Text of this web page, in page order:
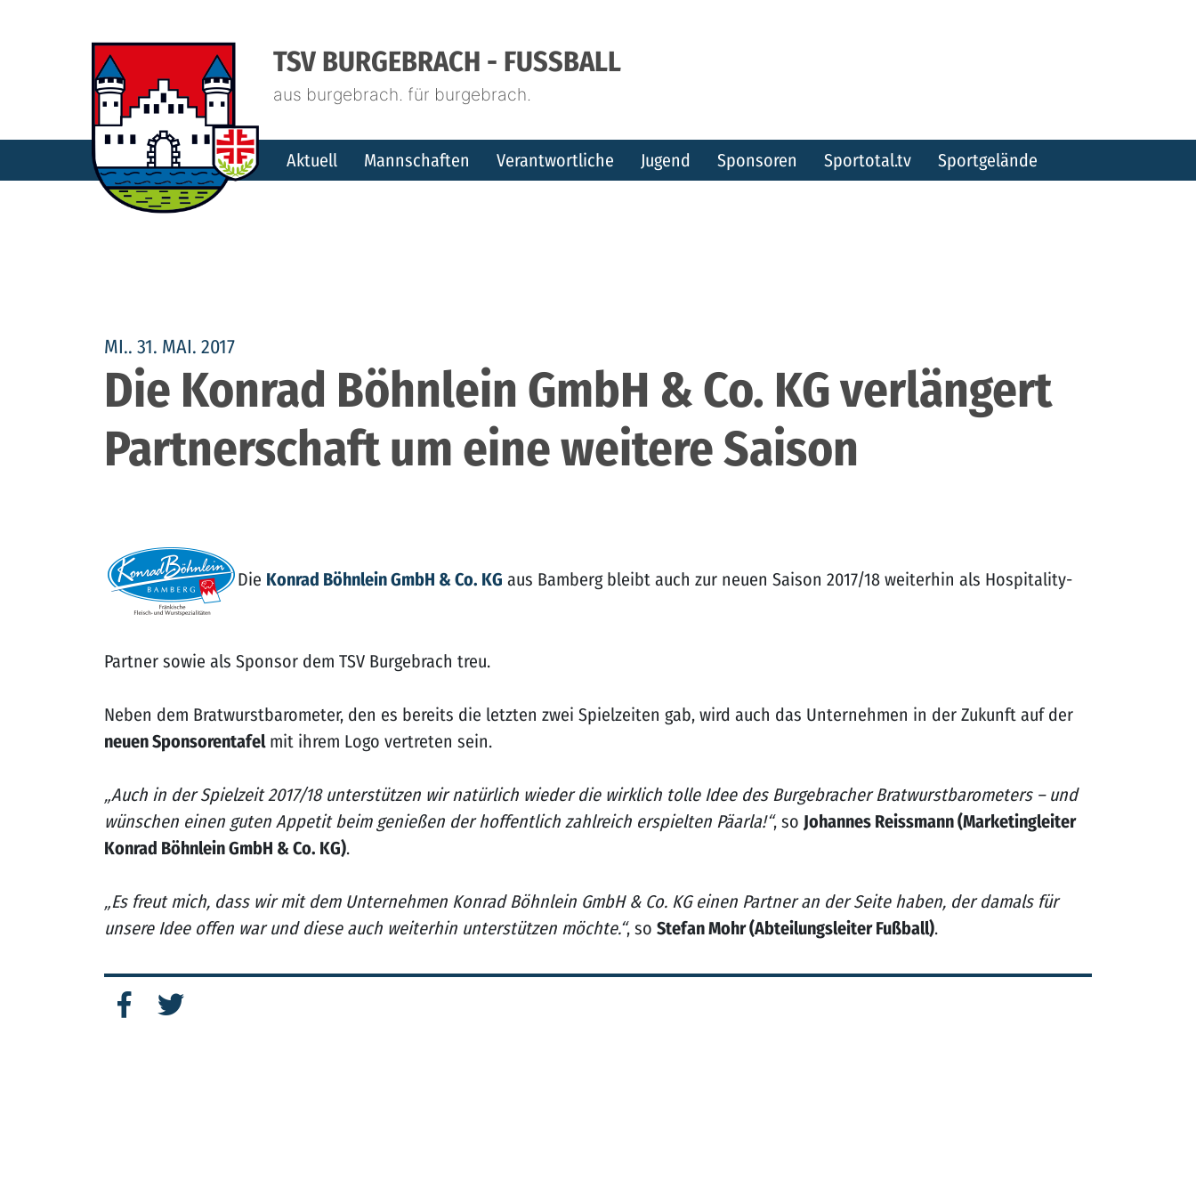
TSV BURGEBRACH - FUSSBALL
aus burgebrach. für burgebrach.
Aktuell Mannschaften Verantwortliche Jugend Sponsoren Sportotal.tv Sportgelände
MI.. 31. MAI. 2017
Die Konrad Böhnlein GmbH & Co. KG verlängert
Partnerschaft um eine weitere Saison
Die Konrad Böhnlein GmbH & Co. KG aus Bamberg bleibt auch zur neuen Saison 2017/18 weiterhin als Hospitality-
Partner sowie als Sponsor dem TSV Burgebrach treu.
Neben dem Bratwurstbarometer, den es bereits die letzten zwei Spielzeiten gab, wird auch das Unternehmen in der Zukunft auf der
neuen Sponsorentafelmit ihrem Logo vertreten sein.
„Auch in der Spielzeit 2017/18 unterstützen wir natürlich wieder die wirklich tolle Idee des Burgebracher Bratwurstbarometers – und
wünschen einen guten Appetit beim genießen der hoffentlich zahlreich erspielten Päarla!“, so Johannes Reissmann (Marketingleiter
Konrad Böhnlein GmbH & Co. KG).
„Es freut mich, dass wir mit dem Unternehmen Konrad Böhnlein GmbH & Co. KG einen Partner an der Seite haben, der damals für
unsere Idee offen war und diese auch weiterhin unterstützen möchte.“, so Stefan Mohr (Abteilungsleiter Fußball).